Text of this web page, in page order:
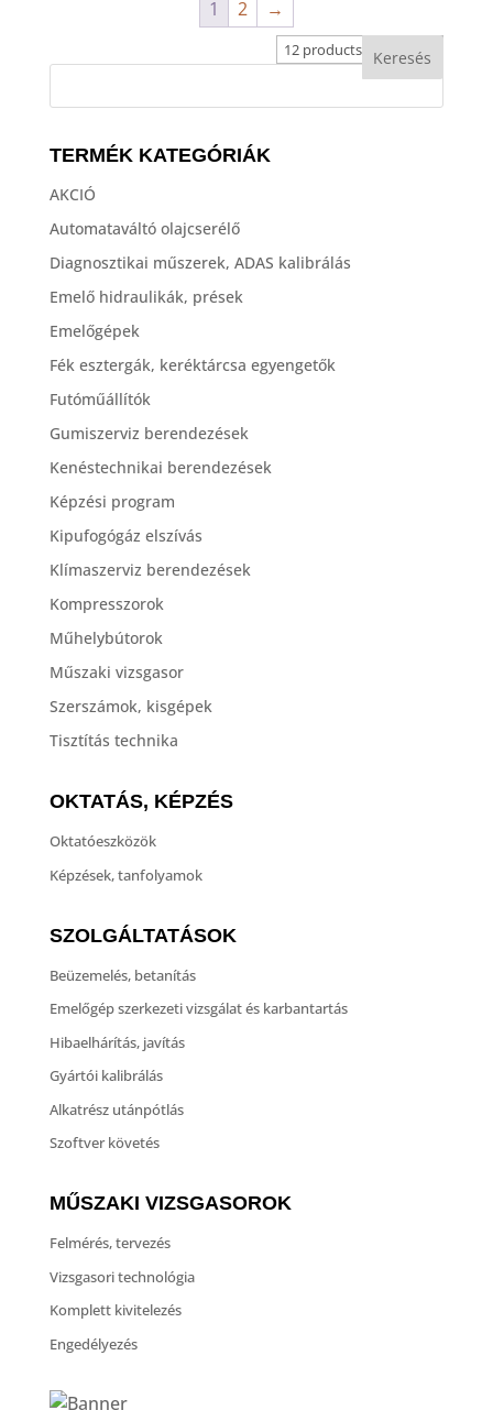
1 2 →
TERMÉK KATEGÓRIÁK
AKCIÓ
Automataváltó olajcserélő
Diagnosztikai műszerek, ADAS kalibrálás
Emelő hidraulikák, prések
Emelőgépek
Fék esztergák, keréktárcsa egyengetők
Futóműállítók
Gumiszerviz berendezések
Kenéstechnikai berendezések
Képzési program
Kipufogógáz elszívás
Klímaszerviz berendezések
Kompresszorok
Műhelybútorok
Műszaki vizsgasor
Szerszámok, kisgépek
Tisztítás technika
OKTATÁS, KÉPZÉS
Oktatóeszközök
Képzések, tanfolyamok
SZOLGÁLTATÁSOK
Beüzemelés, betanítás
Emelőgép szerkezeti vizsgálat és karbantartás
Hibaelhárítás, javítás
Gyártói kalibrálás
Alkatrész utánpótlás
Szoftver követés
MŰSZAKI VIZSGASOROK
Felmérés, tervezés
Vizsgasori technológia
Komplett kivitelezés
Engedélyezés